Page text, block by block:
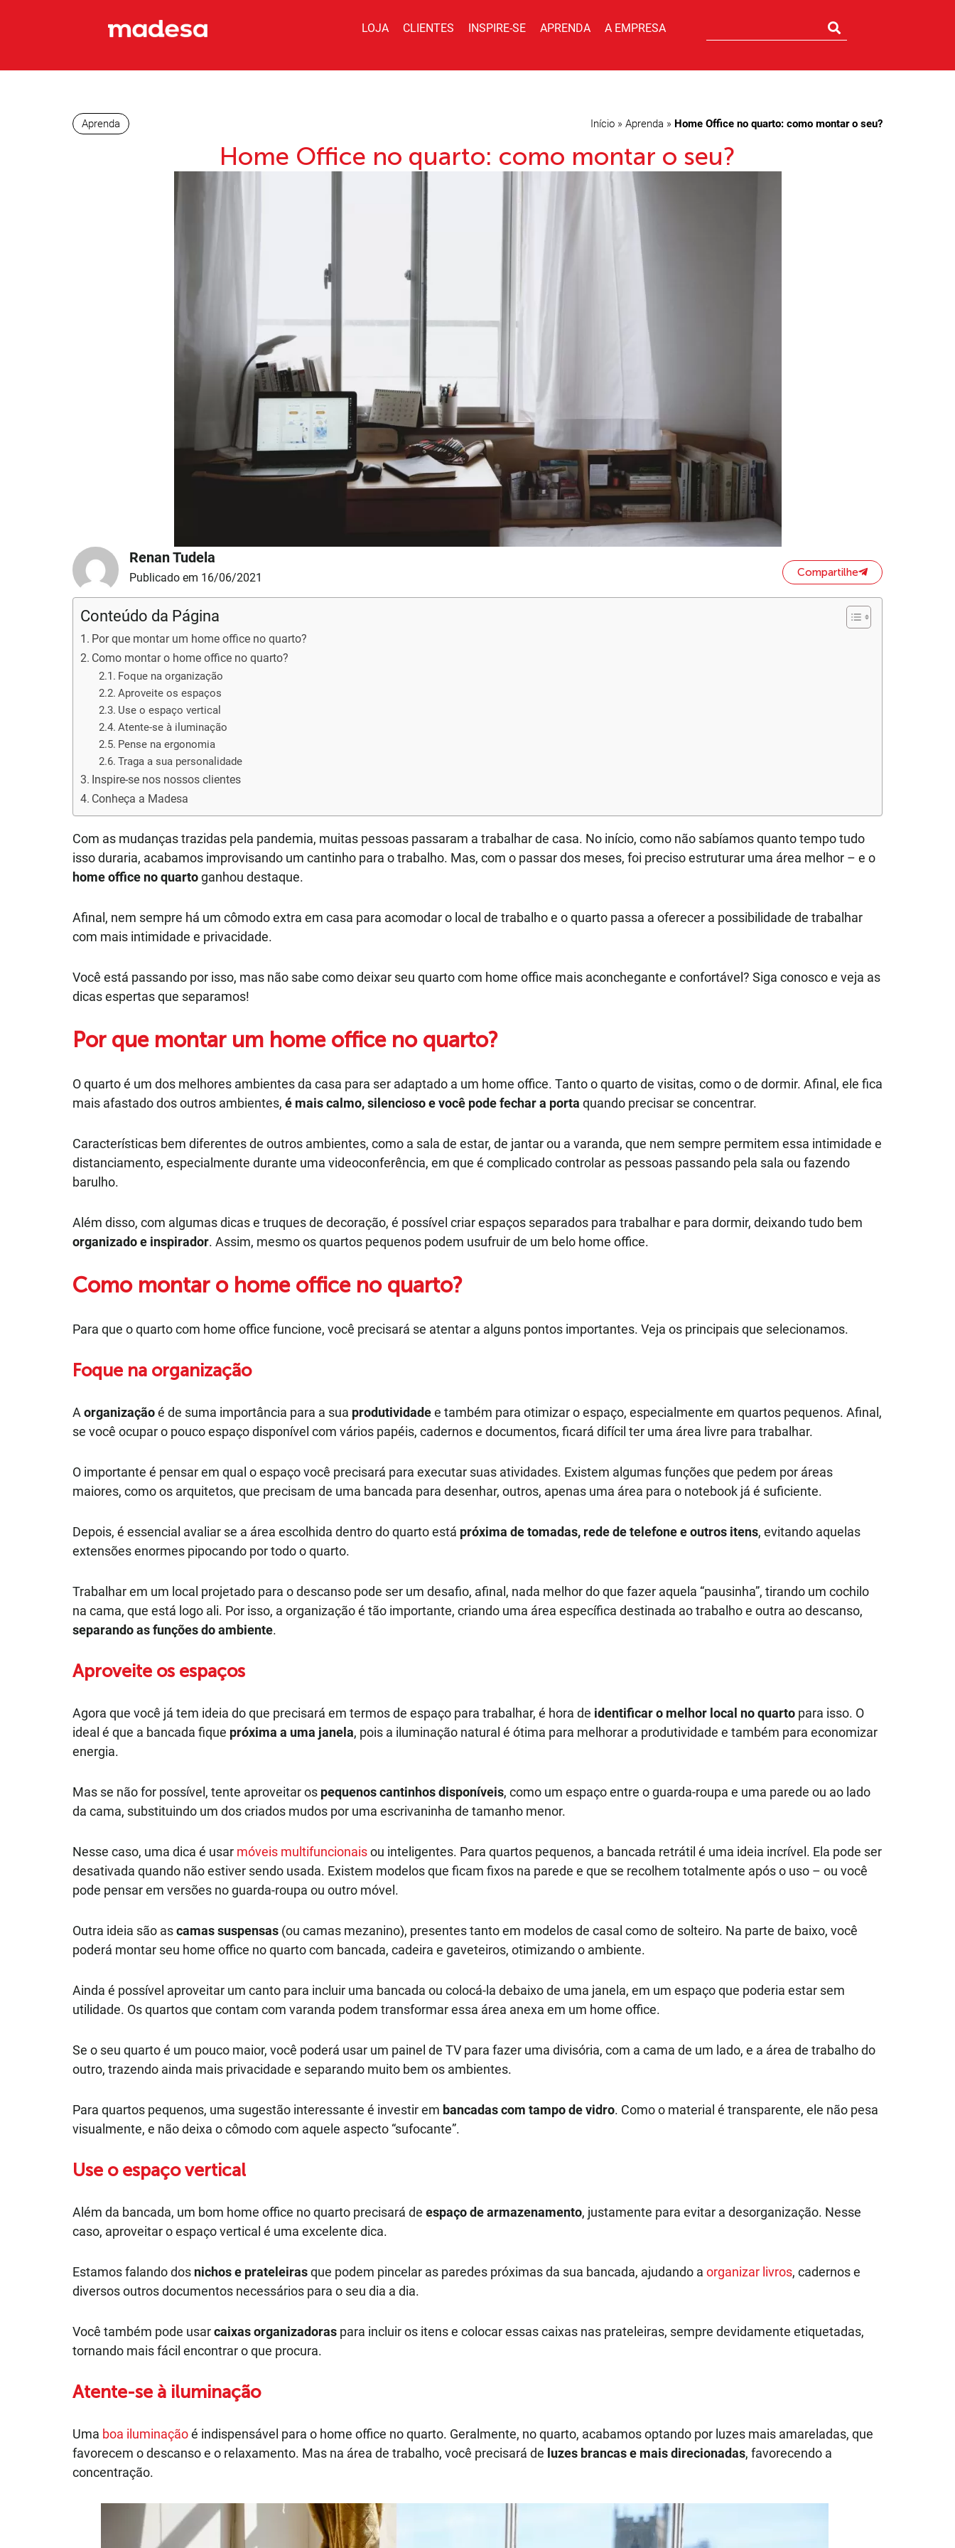
LOJA CLIENTES INSPIRE-SE APRENDA A EMPRESA
Início » Aprenda » Home Office no quarto: como montar o seu?
Aprenda
Home Office no quarto: como montar o seu?
Renan Tudela
Publicado em 16/06/2021 Compartilhe
Conteúdo da Página
Por que montar um home office no quarto?
Como montar o home office no quarto?
Foque na organização
Aproveite os espaços
Use o espaço vertical
Atente-se à iluminação
Pense na ergonomia
Traga a sua personalidade
Inspire-se nos nossos clientes
Conheça a Madesa
Com as mudanças trazidas pela pandemia, muitas pessoas passaram a trabalhar de casa. No início, como não sabíamos quanto tempo tudo
isso duraria, acabamos improvisando um cantinho para o trabalho. Mas, com o passar dos meses, foi preciso estruturar uma área melhor – e o
home office no quartoganhou destaque.
Afinal, nem sempre há um cômodo extra em casa para acomodar o local de trabalho e o quarto passa a oferecer a possibilidade de trabalhar
com mais intimidade e privacidade.
Você está passando por isso, mas não sabe como deixar seu quarto com home office mais aconchegante e confortável? Siga conosco e veja as
dicas espertas que separamos!
Por que montar um home office no quarto?
O quarto é um dos melhores ambientes da casa para ser adaptado a um home office. Tanto o quarto de visitas, como o de dormir. Afinal, ele fica
mais afastado dos outros ambientes, é mais calmo, silencioso e você pode fechar a porta quando precisar se concentrar.
Características bem diferentes de outros ambientes, como a sala de estar, de jantar ou a varanda, que nem sempre permitem essa intimidade e
distanciamento, especialmente durante uma videoconferência, em que é complicado controlar as pessoas passando pela sala ou fazendo
barulho.
Além disso, com algumas dicas e truques de decoração, é possível criar espaços separados para trabalhar e para dormir, deixando tudo bem
organizado e inspirador. Assim, mesmo os quartos pequenos podem usufruir de um belo home office.
Como montar o home office no quarto?
Para que o quarto com home office funcione, você precisará se atentar a alguns pontos importantes. Veja os principais que selecionamos.
Foque na organização
A organizaçãoé de suma importância para a sua produtividadee também para otimizar o espaço, especialmente em quartos pequenos. Afinal,
se você ocupar o pouco espaço disponível com vários papéis, cadernos e documentos, ficará difícil ter uma área livre para trabalhar.
O importante é pensar em qual o espaço você precisará para executar suas atividades. Existem algumas funções que pedem por áreas
maiores, como os arquitetos, que precisam de uma bancada para desenhar, outros, apenas uma área para o notebook já é suficiente.
Depois, é essencial avaliar se a área escolhida dentro do quarto está próxima de tomadas, rede de telefone e outros itens, evitando aquelas
extensões enormes pipocando por todo o quarto.
Trabalhar em um local projetado para o descanso pode ser um desafio, afinal, nada melhor do que fazer aquela “pausinha”, tirando um cochilo
na cama, que está logo ali. Por isso, a organização é tão importante, criando uma área específica destinada ao trabalho e outra ao descanso,
separando as funções do ambiente.
Aproveite os espaços
Agora que você já tem ideia do que precisará em termos de espaço para trabalhar, é hora de identificar o melhor local no quarto para isso. O
ideal é que a bancada fique próxima a uma janela, pois a iluminação natural é ótima para melhorar a produtividade e também para economizar
energia.
Mas se não for possível, tente aproveitar os pequenos cantinhos disponíveis, como um espaço entre o guarda-roupa e uma parede ou ao lado
da cama, substituindo um dos criados mudos por uma escrivaninha de tamanho menor.
Nesse caso, uma dica é usar móveis multifuncionaisou inteligentes. Para quartos pequenos, a bancada retrátil é uma ideia incrível. Ela pode ser
desativada quando não estiver sendo usada. Existem modelos que ficam fixos na parede e que se recolhem totalmente após o uso – ou você
pode pensar em versões no guarda-roupa ou outro móvel.
Outra ideia são ascamas suspensas (ou camas mezanino), presentes tanto em modelos de casal como de solteiro. Na parte de baixo, você
poderá montar seu home office no quarto com bancada, cadeira e gaveteiros, otimizando o ambiente.
Ainda é possível aproveitar um canto para incluir uma bancada ou colocá-la debaixo de uma janela, em um espaço que poderia estar sem
utilidade. Os quartos que contam com varanda podem transformar essa área anexa em um home office.
Se o seu quarto é um pouco maior, você poderá usar um painel de TV para fazer uma divisória, com a cama de um lado, e a área de trabalho do
outro, trazendo ainda mais privacidade e separando muito bem os ambientes.
Para quartos pequenos, uma sugestão interessante é investir em bancadas com tampo de vidro. Como o material é transparente, ele não pesa
visualmente, e não deixa o cômodo com aquele aspecto “sufocante”.
Use o espaço vertical
Além da bancada, um bom home office no quarto precisará de espaço de armazenamento, justamente para evitar a desorganização. Nesse
caso, aproveitar o espaço vertical é uma excelente dica.
Estamos falando dos nichos e prateleirasque podem pincelar as paredes próximas da sua bancada, ajudando a organizar livros, cadernos e
diversos outros documentos necessários para o seu dia a dia.
Você também pode usarcaixas organizadoras para incluir os itens e colocar essas caixas nas prateleiras, sempre devidamente etiquetadas,
tornando mais fácil encontrar o que procura.
Atente-se à iluminação
Uma boa iluminaçãoé indispensável para o home office no quarto. Geralmente, no quarto, acabamos optando por luzes mais amareladas, que
favorecem o descanso e o relaxamento. Mas na área de trabalho, você precisará de luzes brancas e mais direcionadas, favorecendo a
concentração.